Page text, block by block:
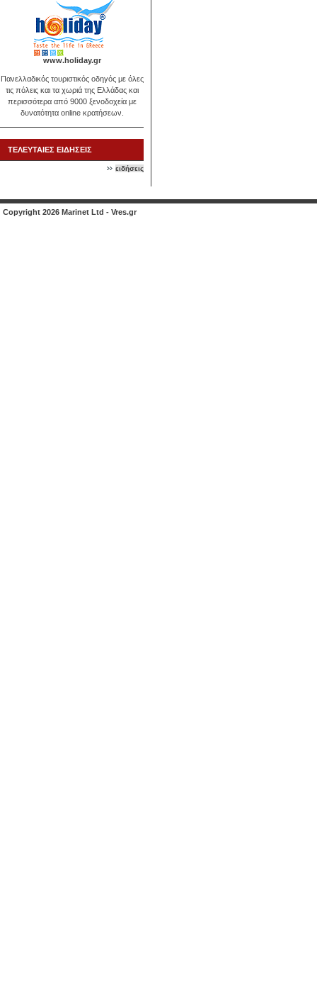
www.holiday.gr
Πανελλαδικός τουριστικός οδηγός με όλες
τις πόλεις και τα χωριά της Ελλάδας και
περισσότερα από 9000 ξενοδοχεία με
δυνατότητα online κρατήσεων.
ΤΕΛΕΥΤΑΙΕΣ ΕΙΔΗΣΕΙΣ
ειδήσεις
Copyright 2026 Marinet Ltd - Vres.gr